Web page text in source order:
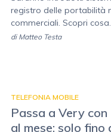
registro delle portabilità
commerciali. Scopri
di Matteo Testa
TELEFONIA MOBILE
Passa a Very
al mese: solo fino